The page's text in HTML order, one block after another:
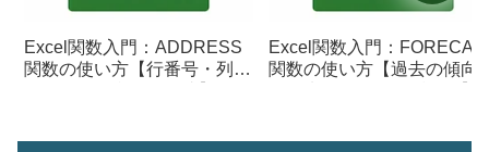
Excel関数入門：ADDRESS
関数の使い方【行番号・列番
Excel関数入門：
関数の使い方【過去の傾向